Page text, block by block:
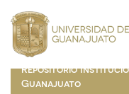
navigation
Repositorio
Guanajuato